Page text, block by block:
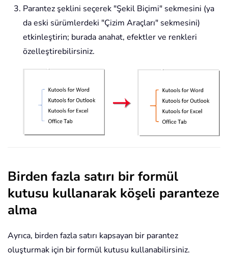
Parantez şeklini seçerek "Şekil Biçimi" sekmesini (ya
da eski sürümlerdeki "Çizim Araçları" sekmesini)
etkinleştirin; burada anahat, efektler ve renkleri
özelleştirebilirsiniz.
Birden fazla satırı bir formül
kutusu kullanarak köşeli paranteze
alma
Ayrıca, birden fazla satırı kapsayan bir parantez
oluşturmak için bir formül kutusu kullanabilirsiniz.